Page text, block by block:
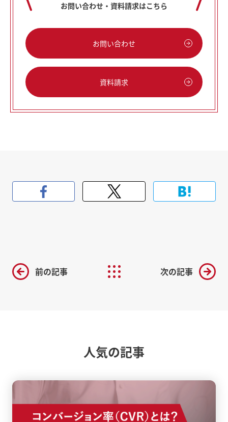
お問い合わせ・資料請求はこちら
お問い合わせ
資料請求
前の記事 次の記事
人気の記事